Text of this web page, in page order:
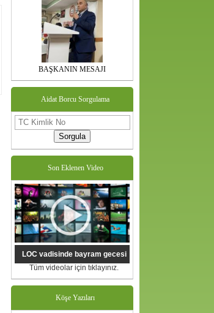
BAŞKANIN MESAJI
Aidat Borcu Sorgulama
Sorgula
Son Eklenen Video
LOC vadisinde bayram gecesi
Tüm videolar için tıklayınız.
Köşe Yazıları